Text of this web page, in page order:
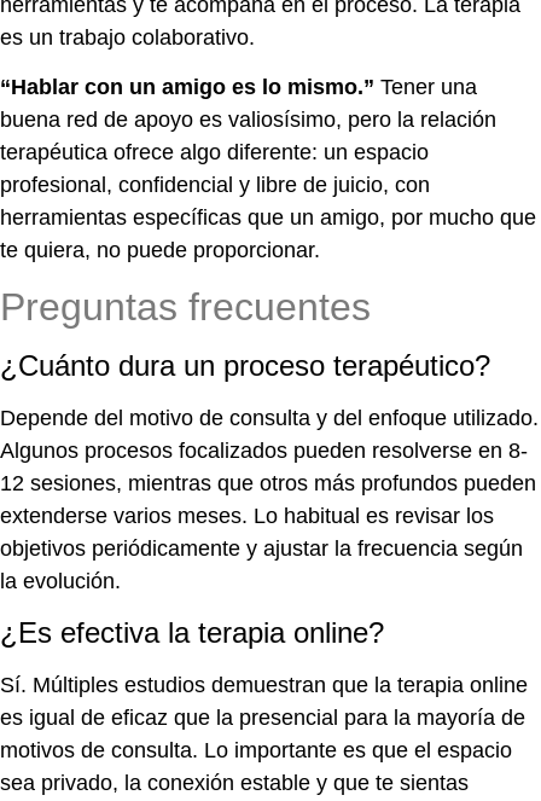
es un trabajo colaborativo.
“Hablar con un amigo es lo mismo.” Tener una
buena red de apoyo es valiosísimo, pero la relación
terapéutica ofrece algo diferente: un espacio
profesional, confidencial y libre de juicio, con
herramientas específicas que un amigo, por mucho que
te quiera, no puede proporcionar.
Preguntas frecuentes
¿Cuánto dura un proceso terapéutico?
Depende del motivo de consulta y del enfoque utilizado.
Algunos procesos focalizados pueden resolverse en 8-
12 sesiones, mientras que otros más profundos pueden
extenderse varios meses. Lo habitual es revisar los
objetivos periódicamente y ajustar la frecuencia según
la evolución.
¿Es efectiva la terapia online?
Sí. Múltiples estudios demuestran que la terapia online
es igual de eficaz que la presencial para la mayoría de
motivos de consulta. Lo importante es que el espacio
sea privado, la conexión estable y que te sientas